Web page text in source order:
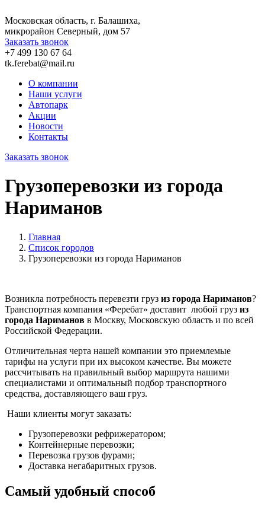
Московская область, г. Балашиха,
микрорайон Северный, дом 57
Заказать звонок
+7 499 130 67 64
tk.ferebat@mail.ru
О компании
Наши услуги
Автопарк
Акции
Новости
Контакты
Заказать звонок
Грузоперевозки из города
Нариманов
Главная
Список городов
Грузоперевозки из города Нариманов
Возникла потребность перевезти груз из города Нариманов?
Транспортная компания «Феребат» доставит любой груз из
города Нариманов в Москву, Московскую область и по всей
Российской Федерации.
Отличительная черта нашей компании это приемлемые
тарифы на услуги при их высоком качестве. Вы можете
рассчитывать на правильный выбор маршрута нашими
специалистами и оптимальный подбор транспортного
средства, доставляющего ваш груз.
Наши клиенты могут заказать:
Грузоперевозки рефрижератором;
Контейнерные перевозки;
Перевозка грузов фурами;
Доставка негабаритных грузов.
Самый удобный способ